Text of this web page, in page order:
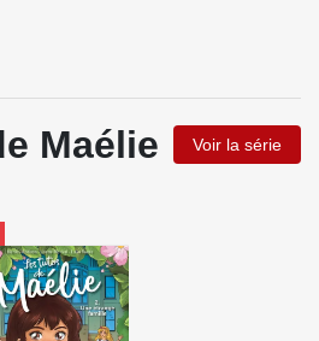
Maélie Voir la série